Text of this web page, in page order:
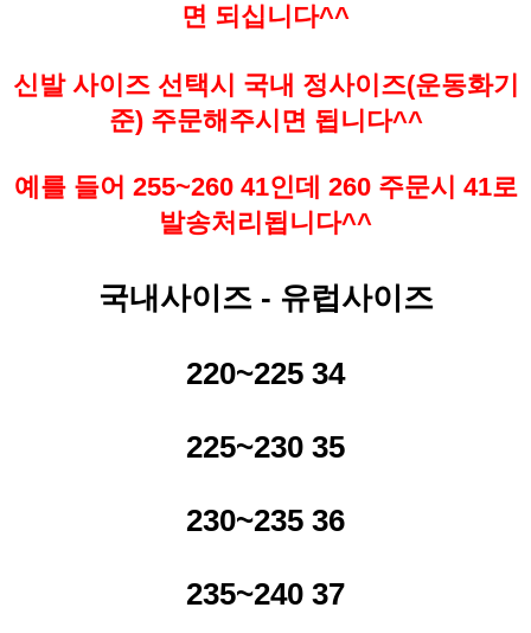
면 되십니다^^
신발 사이즈 선택시 국내 정사이즈(운동화기
준) 주문해주시면 됩니다^^
예를 들어 255~260 41인데 260 주문시 41로
발송처리됩니다^^
국내사이즈 - 유럽사이즈
220~225 34
225~230 35
230~235 36
235~240 37